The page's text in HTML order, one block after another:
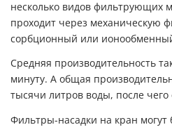
несколько видов фильтрующих
проходит через механическую
сорбционный или
Средняя производительность
минуту. А общая
тысячи литров воды, после
Фильтры-насадки на кран могут